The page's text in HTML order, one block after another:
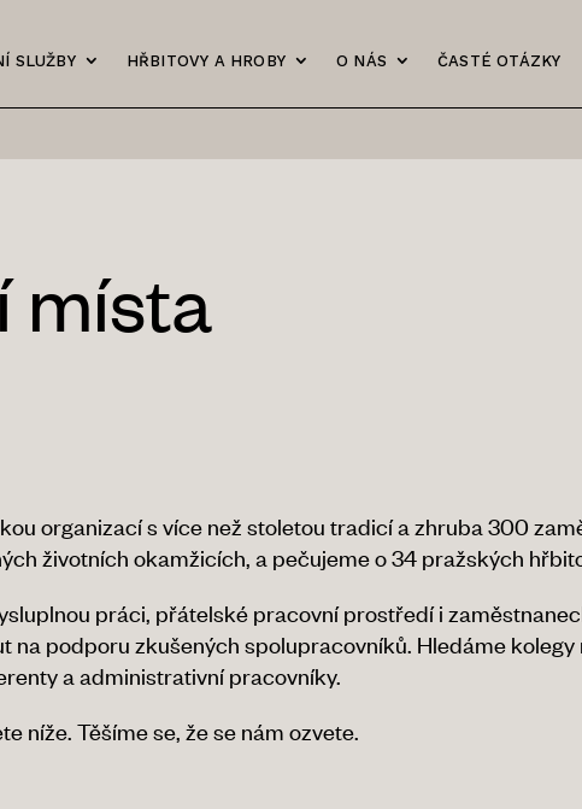
SLUŽBY HŘBITOVY A HROBY O NÁS ČASTÉ OTÁZKY
místa
organizací s více než stoletou tradicí a zhruba 300
životních okamžicích, a pečujeme o 34 pražských
práci, přátelské pracovní prostředí i
na podporu zkušených spolupracovníků. Hledáme
a administrativní pracovníky.
níže. Těšíme se, že se nám ozvete.